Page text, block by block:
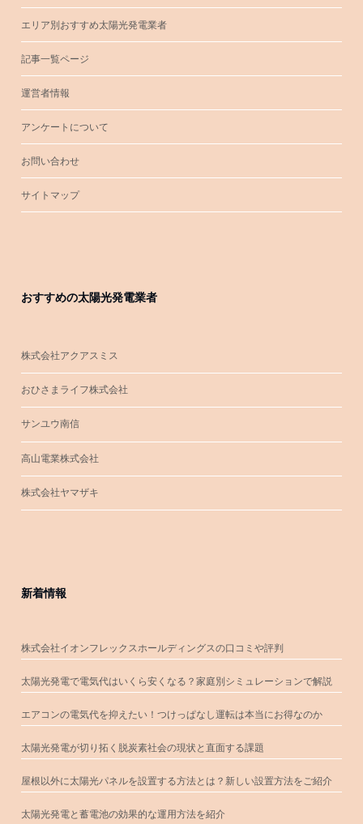
エリア別おすすめ太陽光発電業者
記事一覧ページ
運営者情報
アンケートについて
お問い合わせ
サイトマップ
おすすめの太陽光発電業者
株式会社アクアスミス
おひさまライフ株式会社
サンユウ南信
高山電業株式会社
株式会社ヤマザキ
新着情報
株式会社イオンフレックスホールディングスの口コミや評判
太陽光発電で電気代はいくら安くなる？家庭別シミュレーションで解説
エアコンの電気代を抑えたい！つけっぱなし運転は本当にお得なのか
太陽光発電が切り拓く脱炭素社会の現状と直面する課題
屋根以外に太陽光パネルを設置する方法とは？新しい設置方法をご紹介
太陽光発電と蓄電池の効果的な運用方法を紹介